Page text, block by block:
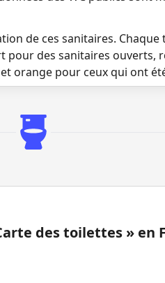
de ces sanitaires.
des sanitaires ouverts,
orange pour ceux qui ont
des toilettes » en